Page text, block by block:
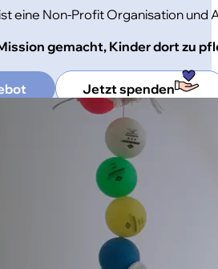
eine Non-Profit Organisation
gemacht, Kinder dort zu
Jetzt spenden 4c4aa7